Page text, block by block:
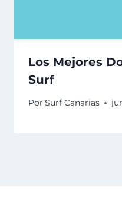
Los Mejores
Surf
Por Surf Canarias